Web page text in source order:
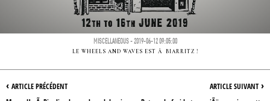
MISCELLANEOUS - 2019-06-12 09:05:00
LE WHEELS AND WAVES EST Ã BIARRITZ !
ARTICLE SUIVANT ›
‹ ARTICLE PRÉCÉDENT